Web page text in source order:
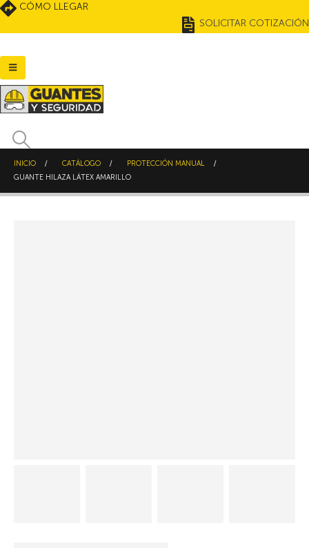
CÓMO LLEGAR
SOLICITAR COTIZACIÓN
INICIO CATÁLOGO
PROTECCIÓN MANUAL
GUANTE HILAZA LÁTEX AMARILLO